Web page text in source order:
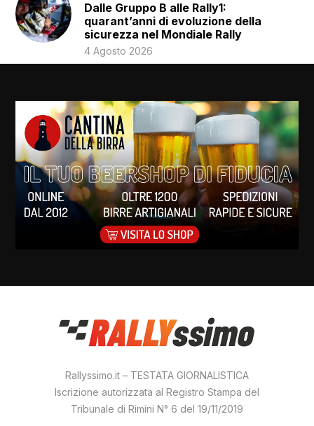
Dalle Gruppo B alle Rally1:
quarant’anni di evoluzione della
sicurezza nel Mondiale Rally
4 Agosto 2026
Rallyssimo.it – TESTATA GIORNALISTICA
Iscrizione autorizzata al Registro Stampa del
Tribunale di Rimini N° 6 del 19/11/2019